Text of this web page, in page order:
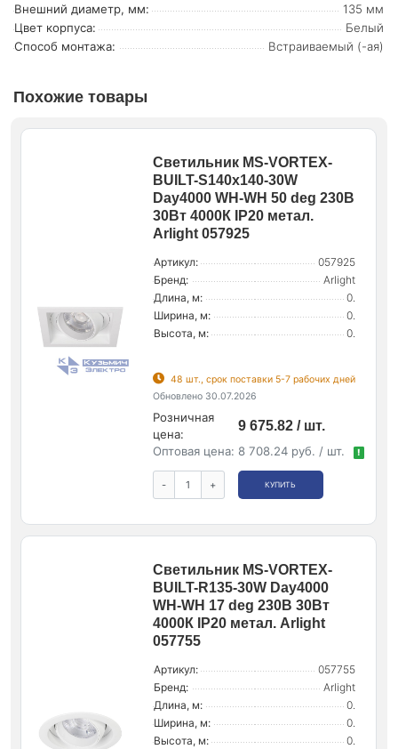
Внешний диаметр, мм:
135 мм
Цвет корпуса:
Белый
Способ монтажа:
Встраиваемый (-ая)
Похожие товары
Светильник MS-VORTEX-
BUILT-S140x140-30W
Day4000 WH-WH 50 deg 230В
30Вт 4000К IP20 метал.
Arlight 057925
Артикул:
057925
Бренд:
Arlight
Длина, м:
0.
Ширина, м:
0.
Высота, м:
0.
48 шт., срок поставки 5-7 рабочих дней
Обновлено 30.07.2026
Розничная
цена:
9 675.82 / шт.
Оптовая цена: 8 708.24 руб. / шт. !
- + КУПИТЬ
Светильник MS-VORTEX-
BUILT-R135-30W Day4000
WH-WH 17 deg 230В 30Вт
4000К IP20 метал. Arlight
057755
Артикул:
057755
Бренд:
Arlight
Длина, м:
0.
Ширина, м:
0.
Высота, м:
0.